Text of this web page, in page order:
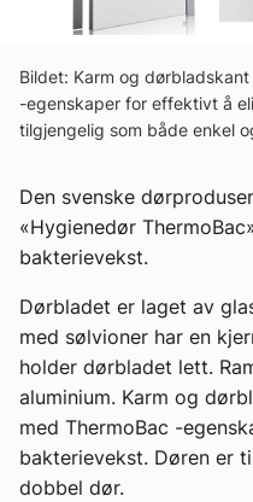
Aktivitetskalender
Bransjekommentar
Nyheter
Bildet: Karm og
-egenskaper for effektivt å
tilgjengelig som både enkel
Den svenske
«Hygienedør
bakterievekst.
Dørbladet er laget av
med sølvioner har en
holder dørbladet lett.
aluminium. Karm og
med ThermoBac -
bakterievekst. Døren er
dobbel dør.